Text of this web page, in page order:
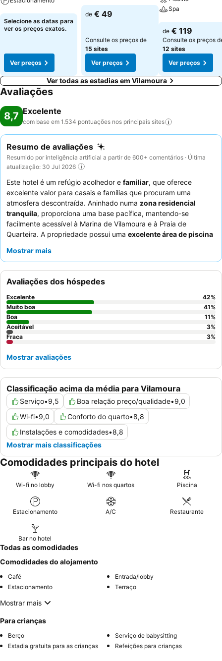
Ver preços
Selecione as datas para
ver os preços exatos.
Ver preços
Ver preços
de € 49
Consulte os preços de
15 sites
Ver preços
Spa
Ver preços
de € 119
Consulte os preços
12 sites
Ver preços
Ver todas as estadias em Vilamoura
Avaliações
8,7 Excelente
com base em 1.534 pontuações nos principais sites
Resumo de avaliações
Resumido por inteligência artificial a partir de 600+ comentários · Última
atualização: 30 Jul 2026
Este hotel é um refúgio acolhedor e familiar, que oferece
excelente valor para casais e famílias que procuram uma
atmosfera descontraída. Aninhado numa zona residencial
tranquila, proporciona uma base pacífica, mantendo-se
facilmente acessível à Marina de Vilamoura e à Praia de
Quarteira. A propriedade possui uma excelente área de piscina
Os hóspedes elogiam consistentemente os
do restaurante Belle, incluindo um pequeno-almoço muito bom.
Para uma experiência mais personalizada, considere um
apartamento com uma
melhorar a sua estadia com self-catering.
Mostrar mais
Classificação acima da média para Vilamoura
Serviço•9,5 Boa relação preço/qualidade•9,0
Wi-fi•9,0 Conforto do quarto•8,8
Instalações e comodidades•8,8
Mostrar mais classificações
Avaliações dos hóspedes
Excelente 42%
Muito boa
41%
Boa
11%
Aceitável
3%
Fraca
3%
Mostrar avaliações
Comodidades principais do hotel
Wi-fi no lobby Wi-fi nos quartos Piscina
Estacionamento A/C Restaurante
Bar no hotel
Todas as comodidades
Comodidades do alojamento
Café
Entrada/lobby
Estacionamento
Terraço
Mostrar mais
Para crianças
Berço
Serviço de babysitting
Estadia gratuita para as crianças
Refeições para crianças